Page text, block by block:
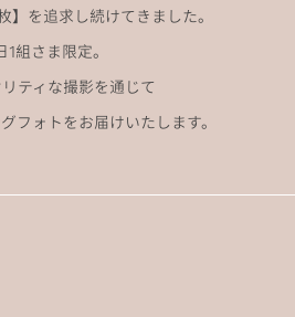
】を追求し続けてきました。
1組さま限定。
ティな撮影を通じて
フォトをお届けいたします。